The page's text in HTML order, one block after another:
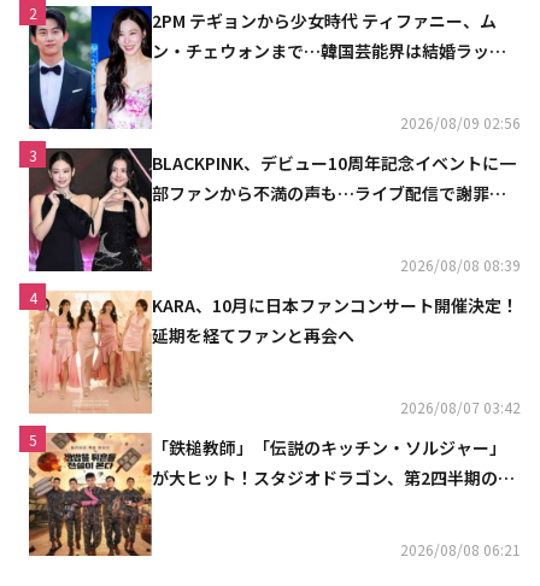
2
2PM テギョンから少女時代 ティファニー、ム
ン・チェウォンまで…韓国芸能界は結婚ラッシ
2026/08/09 02:56
3
BLACKPINK、デビュー10周年記念イベントに一
部ファンから不満の声も…ライブ配信で謝罪
2026/08/08 08:39
4
KARA、10月に日本ファンコンサート開催決定！
延期を経てファンと再会へ
2026/08/07 03:42
5
「鉄槌教師」「伝説のキッチン・ソルジャー」
が大ヒット！スタジオドラゴン、第2四半期の売
2026/08/08 06:21